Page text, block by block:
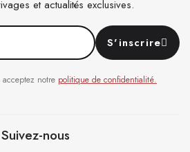
et actualités exclusives.
S'inscrire
notre politique de confidentialité.
Suivez-nous